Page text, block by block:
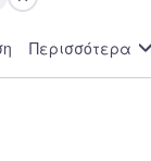
Περισσότερα